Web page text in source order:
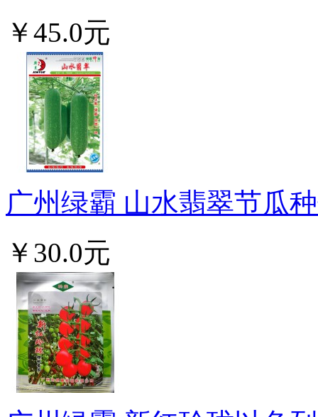
￥45.0元
广州绿霸 山水翡翠节瓜
￥30.0元